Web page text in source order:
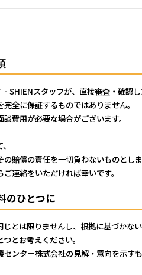
5757
日本橋大伝馬町2番1号大伝馬町壱番
スタッフが、直接審査・確認し
全に保証するものではありません。
費用が必要な場合がございます。
賠償の責任を一切負わないものとしま
連絡をいただければ幸いです。
のひとつに
とは限りませんし、根拠に基づかない
とお考えください。
ンター株式会社の見解・意向を示す